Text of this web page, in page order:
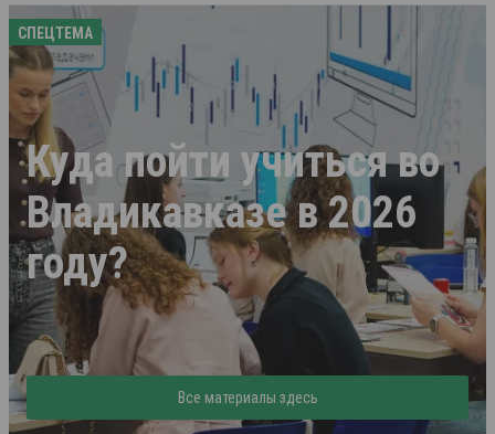
СПЕЦТЕМА
Куда пойти учиться во
Владикавказе в 2026
году?
Все материалы здесь